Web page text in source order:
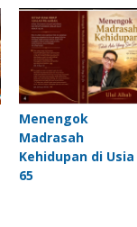
Menengok
Madrasah
Kehidupan di Usia
65